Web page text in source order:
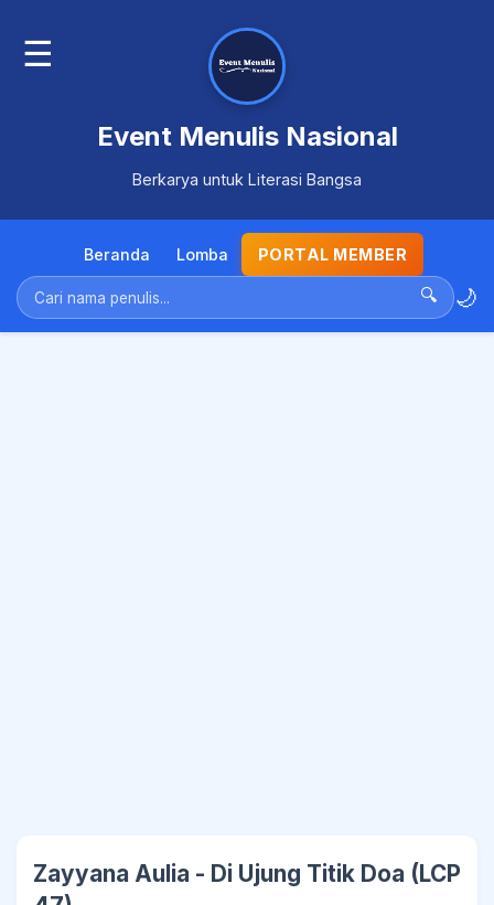
☰
Event Menulis Nasional
Berkarya untuk Literasi Bangsa
Beranda Lomba PORTAL MEMBER
🔍 🌙
Zayyana Aulia - Di Ujung Titik Doa (LCP